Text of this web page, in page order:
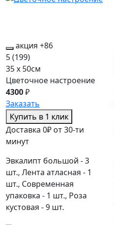
акция +86
5(199)
35 x 50см
Цветочное настроение
4300₽
Заказать
Купить в 1 клик
Доставка 0₽ от 30-ти
минут
Эвкалипт большой - 3
шт., Лента атласная - 1
шт., Современная
упаковка - 1 шт., Роза
кустовая - 9 шт.